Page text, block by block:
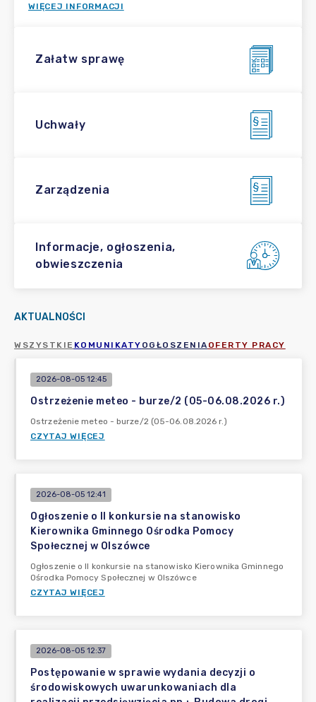
WIĘCEJ INFORMACJI
Załatw sprawę
Uchwały
Zarządzenia
Informacje, ogłoszenia,
obwieszczenia
AKTUALNOŚCI
WSZYSTKIE KOMUNIKATY OGŁOSZENIA OFERTY PRACY
2026-08-05 12:45
Ostrzeżenie meteo - burze/2 (05-06.08.2026 r.)
Ostrzeżenie meteo - burze/2 (05-06.08.2026 r.)
CZYTAJ WIĘCEJ
2026-08-05 12:41
Ogłoszenie o II konkursie na stanowisko
Kierownika Gminnego Ośrodka Pomocy
Społecznej w Olszówce
Ogłoszenie o II konkursie na stanowisko Kierownika Gminnego
Ośrodka Pomocy Społecznej w Olszówce
CZYTAJ WIĘCEJ
2026-08-05 12:37
Postępowanie w sprawie wydania decyzji o
środowiskowych uwarunkowaniach dla